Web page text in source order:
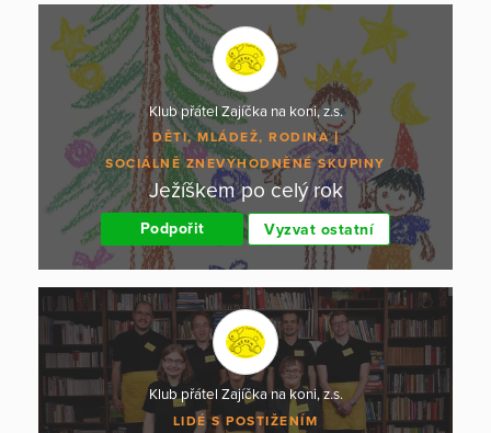
Klub přátel Zajíčka na koni, z.s.
DĚTI, MLÁDEŽ, RODINA
SOCIÁLNĚ ZNEVÝHODNĚNÉ SKUPINY
Ježíškem po celý rok
Podpořit Vyzvat ostatní
Klub přátel Zajíčka na koni, z.s.
LIDÉ S POSTIŽENÍM